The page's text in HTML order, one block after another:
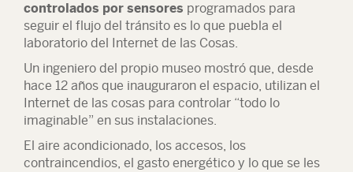
controlados por sensores programados para
seguir el flujo del tránsito es lo que puebla el
laboratorio del Internet de las Cosas.
Un ingeniero del propio museo mostró que, desde
hace 12 años que inauguraron el espacio, utilizan el
Internet de las cosas para controlar “todo lo
imaginable” en sus instalaciones.
El aire acondicionado, los accesos, los
contraincendios, el gasto energético y lo que se les